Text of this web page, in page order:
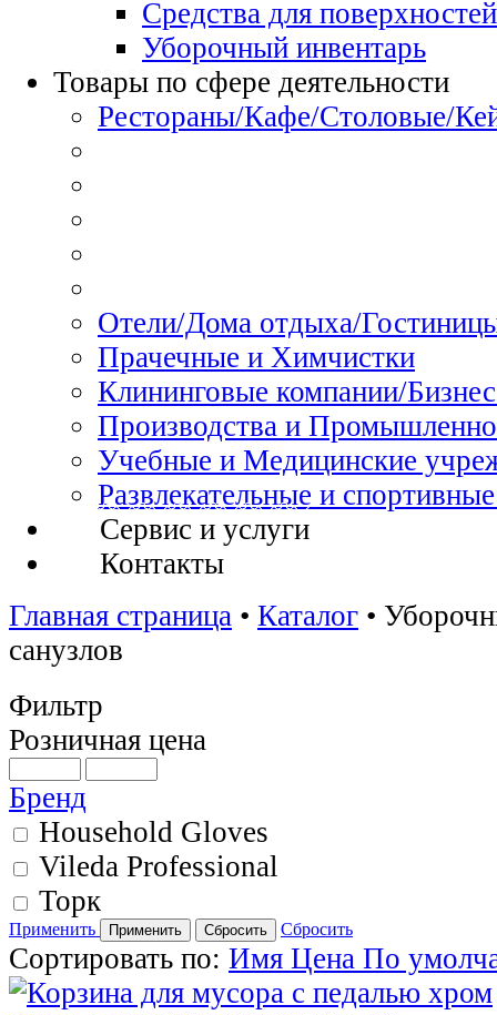
Средства для поверхностей
Уборочный инвентарь
Товары по сфере деятельности
Рестораны/Кафе/Столовые/
Отели/Дома отдыха/
Прачечные и Химчистки
Клининговые компании/
Производства и
Учебные и Медицинские
Развлекательные и
Сервис и услуги
Контакты
Главная страница • Каталог •
санузлов
Фильтр
Розничная цена
Бренд
Household Gloves
Vileda Professional
Торк
Применить Сбросить
Сортировать по: Имя Цена По